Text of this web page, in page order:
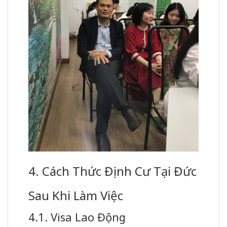
4. Cách Thức Định Cư Tại Đức
Sau Khi Làm Việc
4.1. Visa Lao Động